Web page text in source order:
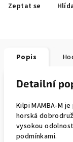
Zeptat se
Popis
Detailní
Kilpi MAMBA-M
horská
vysokou
podmínkami.